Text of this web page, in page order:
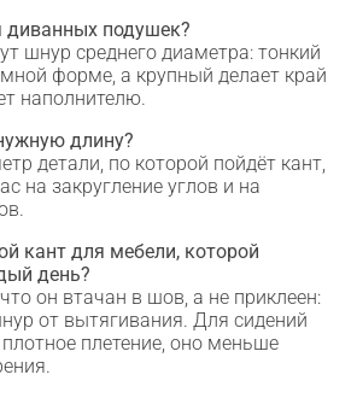
диванных подушек?
шнур среднего диаметра: тонкий
форме, а крупный делает край
наполнителю.
длину?
детали, по которой пойдёт кант,
на закругление углов и на
кант для мебели, которой
день?
он втачан в шов, а не приклеен:
от вытягивания. Для сидений
плетение, оно меньше